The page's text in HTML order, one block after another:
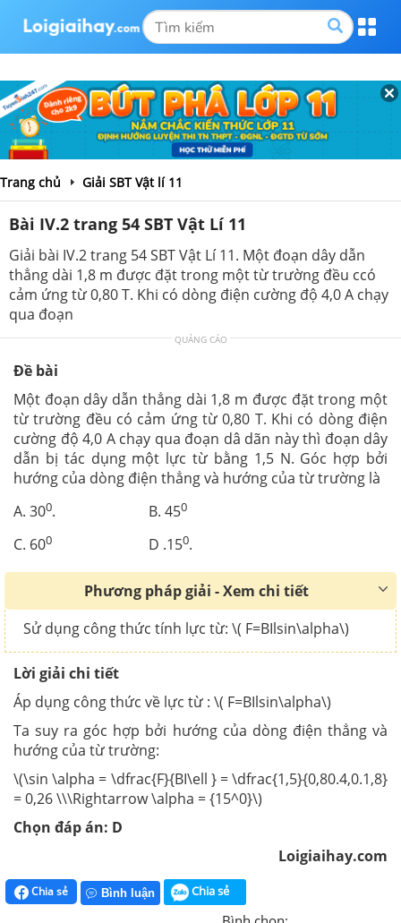
Trang chủ Giải SBT Vật lí 11
Bài IV.2 trang 54 SBT Vật Lí 11
Giải bài IV.2 trang 54 SBT Vật Lí 11. Một đoạn dây dẫn
thẳng dài 1,8 m được đặt trong một từ trường đều ccó
cảm ứng từ 0,80 T. Khi có dòng điện cường độ 4,0 A chạy
qua đoạn
QUẢNG CÁO
Đề bài
Một đoạn dây dẫn thẳng dài 1,8 m được đặt trong một
từ trường đều có cảm ứng từ 0,80 T. Khi có dòng điện
cường độ 4,0 A chạy qua đoạn dâ dãn này thì đoạn dây
dẫn bị tác dụng một lực từ bằng 1,5 N. Góc hợp bởi
hướng của dòng điện thẳng và hướng của từ trường là
A. 300. B. 450
C. 600 D .150.
Phương pháp giải - Xem chi tiết
Sử dụng công thức tính lực từ: \( F=BIlsin\alpha\)
Lời giải chi tiết
Áp dụng công thức về lực từ : \( F=BIlsin\alpha\)
Ta suy ra góc hợp bởi hướng của dòng điện thẳng và
hướng của từ trường:
\(\sin \alpha = \dfrac{F}{BI\ell } = \dfrac{1,5}{0,80.4,0.1,8}
= 0,26 \\\Rightarrow \alpha = {15^0}\)
Chọn đáp án: D
Loigiaihay.com
Chia sẻ Bình luận Chia sẻ